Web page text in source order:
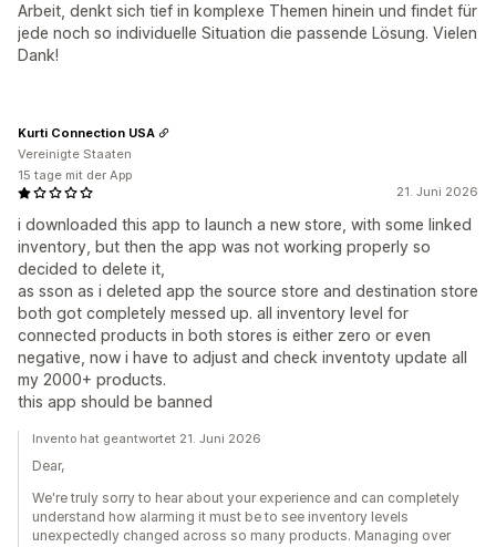
Arbeit, denkt sich tief in komplexe Themen hinein und findet für
jede noch so individuelle Situation die passende Lösung. Vielen
Dank!
21. Juni 2026
i downloaded this app to launch a new store, with some linked
inventory, but then the app was not working properly so
decided to delete it,
as sson as i deleted app the source store and destination store
both got completely messed up. all inventory level for
connected products in both stores is either zero or even
negative, now i have to adjust and check inventoty update all
my 2000+ products.
this app should be banned
Kurti Connection USA
Vereinigte Staaten
15 tage mit der App
Invento hat geantwortet 21. Juni 2026
Dear,
We're truly sorry to hear about your experience and can completely
understand how alarming it must be to see inventory levels
unexpectedly changed across so many products. Managing over